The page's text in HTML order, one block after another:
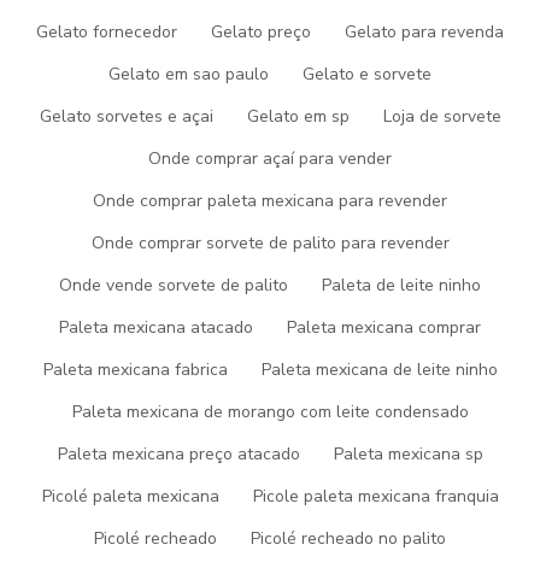
Gelato fornecedor
Gelato preço
Gelato para revenda
Gelato em sao paulo
Gelato e sorvete
Gelato sorvetes e açai
Gelato em sp
Loja de sorvete
Onde comprar açaí para vender
Onde comprar paleta mexicana para revender
Onde comprar sorvete de palito para revender
Onde vende sorvete de palito
Paleta de leite ninho
Paleta mexicana atacado
Paleta mexicana comprar
Paleta mexicana fabrica
Paleta mexicana de leite ninho
Paleta mexicana de morango com leite condensado
Paleta mexicana preço atacado
Paleta mexicana sp
Picolé paleta mexicana
Picole paleta mexicana franquia
Picolé recheado
Picolé recheado no palito
sobre a picogel sorvetes
busca na área de fabricação de sorvetes, picolés e açaí. É
sempre a opção mais confiável, disponibilizando itens como
picolé e açaí com ótima qualidade e excelente custo-benefício.
Faça como os muitos parceiros da Picogel Sorvetes, empresa que
tem se destacado da concorrência pela idoneidade em tudo que
conteúdos que podem ajudar naquilo que esteja procurando.
Visite também:
fábrica de sorvete
fabrica de açai
fornecedor de açai
franquia de sorvete